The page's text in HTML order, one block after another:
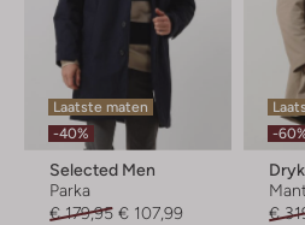
Laatste maten
-40%
Selected Men
Parka
€ 179,95 € 107,99
-
€